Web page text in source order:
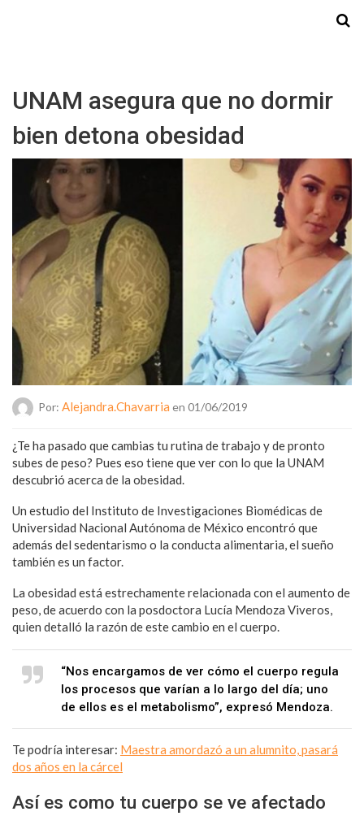
UNAM asegura que no dormir
bien detona obesidad
Por: Alejandra.chavarria en 01/06/2019
¿Te ha pasado que cambias tu rutina de trabajo y de pronto
subes de peso? Pues eso tiene que ver con lo que la UNAM
descubrió acerca de la obesidad.
Un estudio del Instituto de Investigaciones Biomédicas de
Universidad Nacional Autónoma de México encontró que
además del sedentarismo o la conducta alimentaria, el sueño
también es un factor.
La obesidad está estrechamente relacionada con el aumento de
peso, de acuerdo con la posdoctora Lucía Mendoza Viveros,
quien detalló la razón de este cambio en el cuerpo.
“Nos encargamos de ver cómo el cuerpo regula
los procesos que varían a lo largo del día; uno
de ellos es el metabolismo”, expresó Mendoza.
Te podría interesar: Maestra amordazó a un alumnito, pasará
dos años en la cárcel
Así es como tu cuerpo se ve afectado